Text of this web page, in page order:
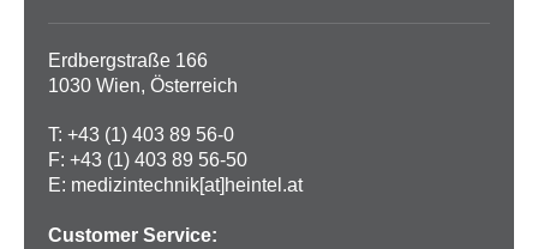
Erdbergstraße 166
1030 Wien, Österreich
T: +43 (1) 403 89 56-0
F: +43 (1) 403 89 56-50
E: medizintechnik[at]heintel.at
Customer Service: